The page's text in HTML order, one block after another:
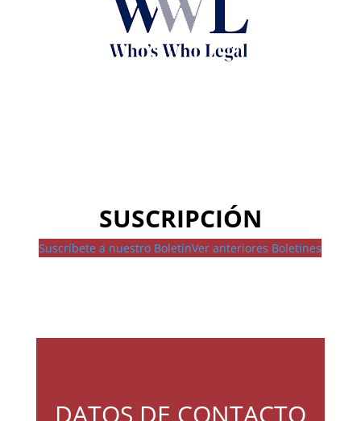
SUSCRIPCIÓN
Suscríbete a nuestro BoletínVer anteriores Boletines
DATOS DE CONTACTO